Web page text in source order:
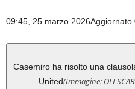
09:45, 25 marzo 2026Aggiornato
Casemiro ha risolto una
United(Immagine: OLI